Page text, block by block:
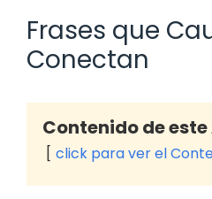
Frases que
Conectan
Contenido de
click para ver el